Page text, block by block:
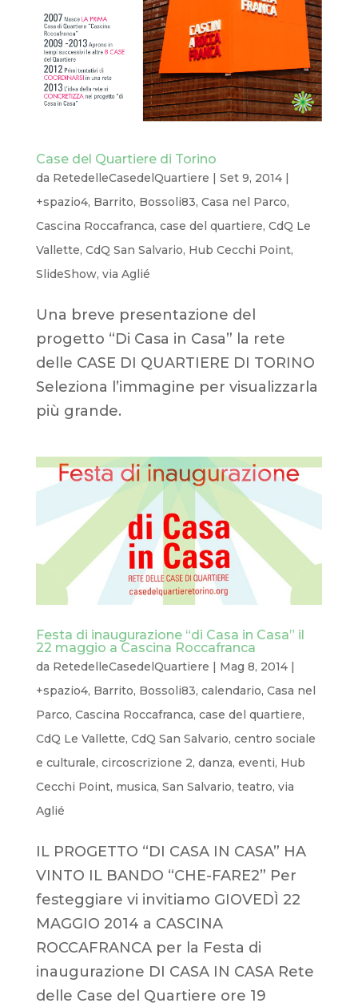
Case del Quartiere di Torino
da RetedelleCasedelQuartiere | Set 9, 2014|
+spazio4, Barrito, Bossoli83, Casa nel Parco,
Cascina Roccafranca, case del quartiere, CdQ Le
Vallette, CdQ San Salvario, Hub Cecchi Point,
SlideShow, via Aglié
Una breve presentazione del
progetto “Di Casa in Casa” la rete
delle CASE DI QUARTIERE DI TORINO
Seleziona l’immagine per visualizzarla
più grande.
Festa di inaugurazione “di Casa in Casa” il
22 maggio a Cascina Roccafranca
da RetedelleCasedelQuartiere | Mag 8, 2014|
+spazio4, Barrito, Bossoli83, calendario, Casa nel
Parco, Cascina Roccafranca, case del quartiere,
CdQ Le Vallette, CdQ San Salvario, centro sociale
e culturale, circoscrizione 2, danza, eventi, Hub
Cecchi Point, musica, San Salvario, teatro, via
Aglié
IL PROGETTO “DI CASA IN CASA” HA
VINTO IL BANDO “CHE-FARE2” Per
festeggiare vi invitiamo GIOVEDÌ 22
MAGGIO 2014 a CASCINA
ROCCAFRANCA per la Festa di
inaugurazione DI CASA IN CASA Rete
delle Case del Quartiere ore 19